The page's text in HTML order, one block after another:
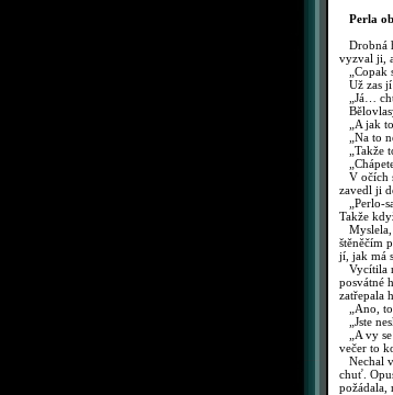
Perla
Drobná
vyzval ji,
„Copak
Už zas jí
„Já…
„A jak to
„Na to
„Takže
V očích
zavedl ji
„Perlo-
Takže
Myslela,
štěněčím
jí, jak má
Vycítila
posvátné
zatřepala
„Ano, to
„Jste
„A vy se
večer to
Nechal
chuť.
požádala,